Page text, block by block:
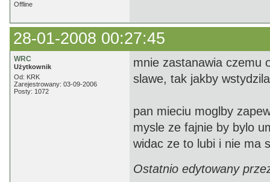
Offline
28-01-2008 00:27:45
WRC
Użytkownik
Od: KRK
Zarejestrowany: 03-09-2006
Posty: 1072
mnie zastanawia czemu
slawe, tak jakby
pan mieciu moglby
mysle ze fajnie by bylo
widac ze to lubi i nie ma
Ostatnio edytowany